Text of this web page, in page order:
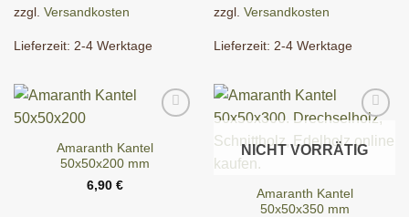
zzgl. Versandkosten
Lieferzeit: 2-4 Werktage
zzgl. Versandkosten
Lieferzeit: 2-4 Werktage
Amaranth Kantel
50x50x200 mm
6,90 €
NICHT VORRÄTIG
Amaranth Kantel
50x50x350 mm